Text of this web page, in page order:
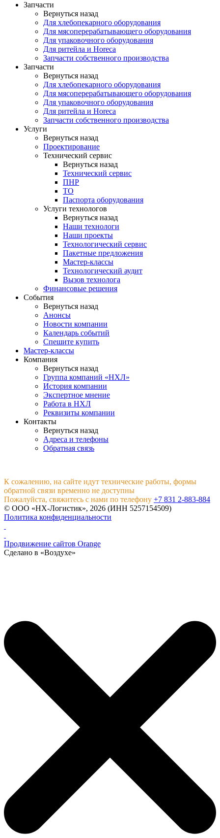
Запчасти
Вернуться назад
Для хлебопекарного оборудования
Для мясоперерабатывающего оборудования
Для упаковочного оборудования
Для ритейла и Horeca
Запчасти собственного производства
Запчасти
Вернуться назад
Для хлебопекарного оборудования
Для мясоперерабатывающего оборудования
Для упаковочного оборудования
Для ритейла и Horeca
Запчасти собственного производства
Услуги
Вернуться назад
Проектирование
Технический сервис
Вернуться назад
Технический сервис
ПНР
ТО
Паспорта оборудования
Услуги технологов
Вернуться назад
Наши технологи
Наши проекты
Технологический сервис
Пакетные предложения
Мастер-классы
Технологический аудит
Вызов технолога
Финансовые решения
События
Вернуться назад
Анонсы
Новости компании
Календарь событий
Спешите купить
Мастер-классы
Компания
Вернуться назад
Группа компаний «НХЛ»
История компании
Экспертное мнение
Работа в НХЛ
Реквизиты компании
Контакты
Вернуться назад
Адреса и телефоны
Обратная связь
К сожалению, на сайте идут технические работы, формы
обратной связи временно не доступны
Пожалуйста, свяжитесь с нами по телефону +7 831 2-883-884
© ООО «НХ-Логистик», 2026 (ИНН 5257154509)
Политика конфиденциальности
Продвижение сайтов Orange
Сделано в «Воздухе»